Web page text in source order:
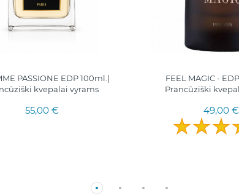
PASSIONE EDP 100ml.|
kvepalai vyrams
55,00 €
FEEL MAGIC -
Prancūziški
49,00 €